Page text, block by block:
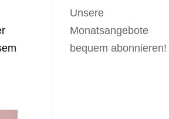
Unsere
Monatsangebote
bequem abonnieren!